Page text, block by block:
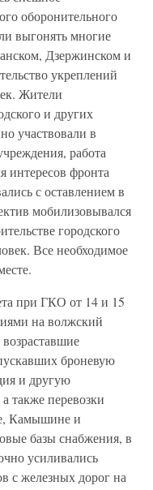
оборонительного
выгонять многие
Дзержинском и
укреплений
Жители
и других
участвовали в
работа
интересов фронта
с оставлением в
мобилизовывался
городского
Все необходимое
при ГКО от 14 и 15
на волжский
броневую
и другую
перевозки
Камышине и
базы снабжения, в
усиливались
с железных дорог на